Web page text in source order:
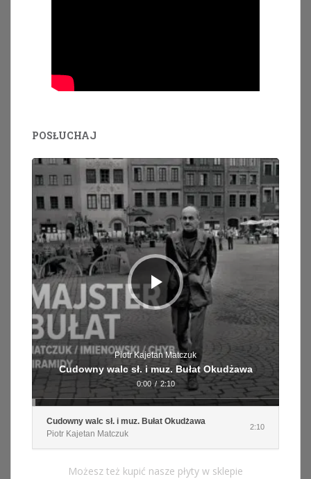
POSŁUCHAJ
Odtwarzacz
dźwiękowych
Piotr Kajetan Matczuk
Cudowny walc sł. i muz. Bułat Okudżawa
0:00 / 2:10
Cudowny walc sł. i muz. Bułat Okudżawa
Piotr Kajetan Matczuk
2:10
Możesz też kupić nasze płyty w sklepie